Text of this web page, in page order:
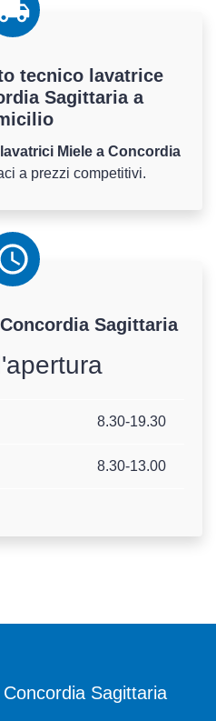
tecnico lavatrice
Sagittaria a
Miele a Concordia
a prezzi competitivi.
Sagittaria
8.30-19.30
8.30-13.00
Sagittaria